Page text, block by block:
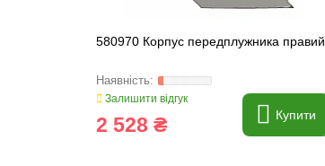
580970 Корпус передплужника правий
Залишити відгук
2 528 ₴ Купити